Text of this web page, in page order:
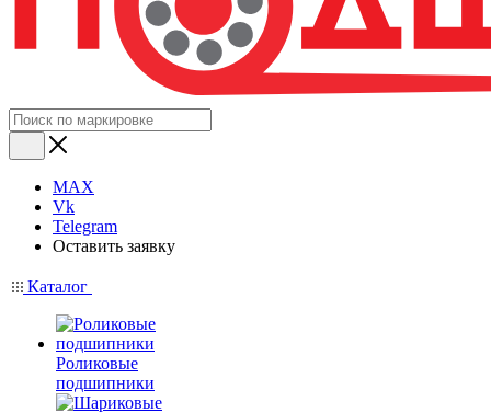
MAX
Vk
Telegram
Оставить заявку
Каталог
Роликовые
подшипники